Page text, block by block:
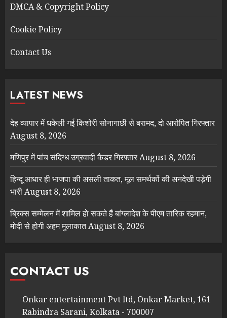
DMCA & Copyright Policy
Cookie Policy
Contact Us
LATEST NEWS
देह व्यापार में धकेली गई किशोरी सोनागाछी से बरामद, दो आरोपित गिरफ्तार
August 8, 2026
मणिपुर में पांच संदिग्ध उग्रवादी कैडर गिरफ्तारAugust 8, 2026
हिन्दू आधार ही भाजपा की असली ताकत, मूल समर्थकों की अनदेखी पड़ेगी
भारीAugust 8, 2026
ब्रिक्स सम्मेलन में शामिल हाे सकते हैं बांग्लादेश के पीएम तारिक रहमान,
मोदी से होगी अहम मुलाकातAugust 8, 2026
CONTACT US
Onkar entertainment Pvt ltd, Onkar Market, 161
Rabindra Sarani, Kolkata - 700007